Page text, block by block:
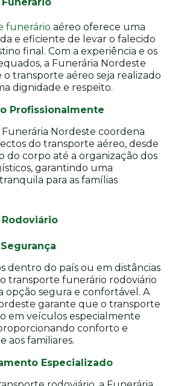
funerário aéreo oferece uma
e eficiente de levar o falecido
final. Com a experiência e os
a Funerária Nordeste
transporte aéreo seja realizado
dignidade e respeito.
Profissionalmente
Nordeste coordena
do transporte aéreo, desde
do corpo até a organização dos
garantindo uma
para as famílias
dentro do país ou em distâncias
transporte funerário rodoviário
opção segura e confortável. A
garante que o transporte
em veículos especialmente
conforto e
aos familiares.
Especializado